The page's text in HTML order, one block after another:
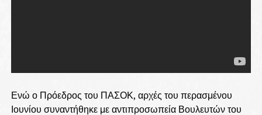
Ενώ ο Πρόεδρος του ΠΑΣΟΚ, αρχές του περασμένου
Ιουνίου συναντήθηκε με αντιπροσωπεία Βουλευτών του